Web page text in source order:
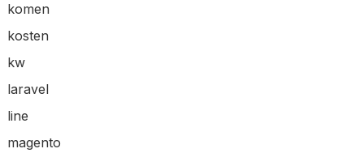
komen
kosten
kw
laravel
line
magento